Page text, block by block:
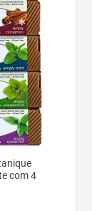
com 4